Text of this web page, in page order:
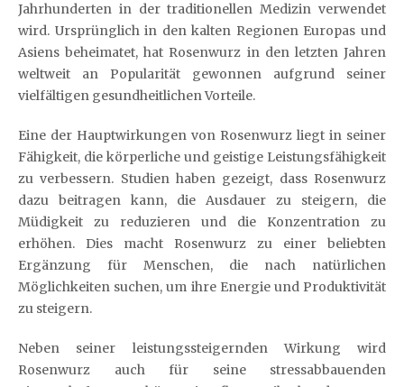
Jahrhunderten in der traditionellen Medizin verwendet
wird. Ursprünglich in den kalten Regionen Europas und
Asiens beheimatet, hat Rosenwurz in den letzten Jahren
weltweit an Popularität gewonnen aufgrund seiner
vielfältigen gesundheitlichen Vorteile.
Eine der Hauptwirkungen von Rosenwurz liegt in seiner
Fähigkeit, die körperliche und geistige Leistungsfähigkeit
zu verbessern. Studien haben gezeigt, dass Rosenwurz
dazu beitragen kann, die Ausdauer zu steigern, die
Müdigkeit zu reduzieren und die Konzentration zu
erhöhen. Dies macht Rosenwurz zu einer beliebten
Ergänzung für Menschen, die nach natürlichen
Möglichkeiten suchen, um ihre Energie und Produktivität
zu steigern.
Neben seiner leistungssteigernden Wirkung wird
Rosenwurz auch für seine stressabbauenden